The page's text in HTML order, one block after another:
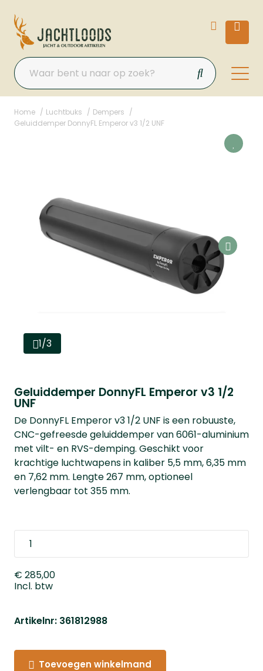
Home Luchtbuks
Dempers
Geluiddemper DonnyFL Emperor v3 1/2 UNF
1/3
Geluiddemper DonnyFL Emperor v3 1/2
UNF
De DonnyFL Emperor v3 1/2 UNF is een robuuste,
CNC-gefreesde geluiddemper van 6061-aluminium
met vilt- en RVS-demping. Geschikt voor
krachtige luchtwapens in kaliber 5,5 mm, 6,35 mm
en 7,62 mm. Lengte 267 mm, optioneel
verlengbaar tot 355 mm.
€ 285,00
Incl. btw
Artikelnr: 361812988
Toevoegen winkelmand